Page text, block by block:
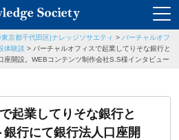
京都千代田区|ナレッジソサエティ > バーチャルオフ
体験談 > バーチャルオフィスで起業してりそな銀行と
座開設。WEBコンテンツ制作会社S.S様インタビュー
起業してりそな銀行と
行にて銀行法人口座開